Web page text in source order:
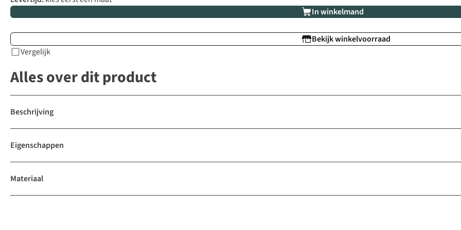
In winkelmand
Bekijk winkelvoorraad
Vergelijk
Alles over dit product
Beschrijving
Eigenschappen
Materiaal